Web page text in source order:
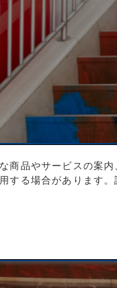
商品やサービスの案
する場合があります。